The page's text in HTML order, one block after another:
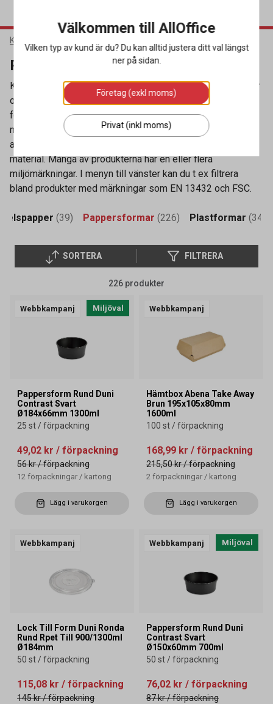
Kök & Servering
Pappersformar
Köp pappersformar online hos oss med snabba leveranser
och till bra priser. Vi har ett brett utbud av olika typer av
formar för all typ av mat. Ersätt plasten med en
miljövänligare pappersform. Se exempelvis vårt sortiment
av Duni Bagasse som är tillverkade av ett komposterbart
material. Många av produkterna har en eller flera
miljömärkningar. I menyn till vänster kan du t ex filtrera
bland produkter med märkningar som EN 13432 och FSC.
(39) Pappersformar (226) Plastformar (341)
SORTERA FILTRERA
226 produkter
Webbkampanj Miljöval
Pappersform Rund Duni
Contrast Svart
Ø184x66mm 1300ml
25 st / förpackning
49,02 kr / förpackning
56 kr/ förpackning
12 förpackningar / kartong
Lägg i varukorgen
Webbkampanj
Hämtbox Abena Take Away
Brun 195x105x80mm
1600ml
100 st / förpackning
168,99 kr / förpackning
215,50 kr/ förpackning
2 förpackningar / kartong
Lägg i varukorgen
Webbkampanj
Lock Till Form Duni Ronda
Rund Rpet Till 900/1300ml
Ø184mm
50 st / förpackning
115,08 kr / förpackning
145 kr/ förpackning
Webbkampanj Miljöval
Pappersform Rund Duni
Contrast Svart
Ø150x60mm 700ml
50 st / förpackning
76,02 kr / förpackning
87 kr/ förpackning
Välkommen till AllOffice
Vilken typ av kund är du? Du kan alltid justera ditt val längst
ner på sidan.
Företag (exkl moms)
Privat (inkl moms)